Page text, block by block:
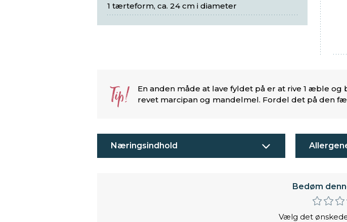
1 tærteform, ca. 24 cm i diameter
Tip!
En anden måde at lave fyldet på er at rive 1 æble
revet marcipan og mandelmel. Fordel det på den
Næringsindhold
Bedøm
Vælg det